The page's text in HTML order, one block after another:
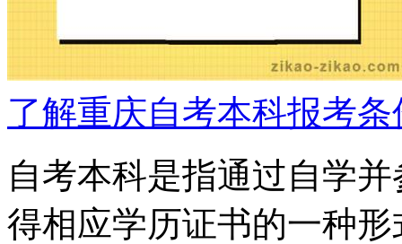
了解重庆自考本科报考
自考本科是指通过自学
得相应学历证书的一种